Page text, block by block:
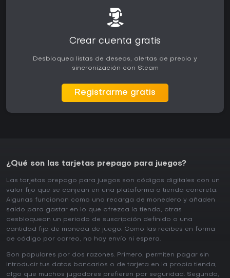
Crear cuenta gratis
Desbloquea listas de deseos, alertas de precio y
sincronización con Steam
Registrarme gratis
¿Qué son las tarjetas prepago para juegos?
Las tarjetas prepago para juegos son códigos digitales con un
valor fijo que se canjean en una plataforma o tienda concreta.
Algunas funcionan como una recarga de monedero y añaden
saldo para gastar en lo que ofrezca la tienda, otras
desbloquean un periodo de suscripción definido o una
cantidad fija de moneda de juego. Como las recibes en forma
de código por correo, no hay envío ni espera.
Son populares por dos razones. Primero, permiten pagar sin
introducir tus datos bancarios o de tarjeta en la propia tienda,
algo que muchos jugadores prefieren por seguridad. Segundo,